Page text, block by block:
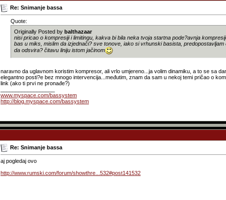
Re: Snimanje bassa
Quote:
Originally Posted by balthazaar
nisi pricao o kompresiji i limitingu, kakva bi bila neka tvoja startna pode?avnja
bas u miks, mislim da izjednači? sve tonove, iako si vrhunski basista,
da odsvira? čitavu liniju istom jačinom
naravno da uglavnom koristim kompresor, ali vrlo umjereno...ja volim dinamiku, a to se sa
elegantno posti?e bez mnogo intervencija...međutim, znam da sam u nekoj temi pričao o
link (ako ti prvi ne pronađe?)
www.myspace.com/bassystem
http://blog.myspace.com/bassystem
Re: Snimanje bassa
aj pogledaj ovo
http://www.rumski.com/forum/showthre...532#post141532